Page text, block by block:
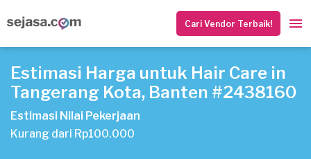
Cari Vendor Terbaik!
Estimasi Harga untuk Hair Care in
Tangerang Kota, Banten #2438160
Estimasi Nilai Pekerjaan
Kurang dari Rp100.000